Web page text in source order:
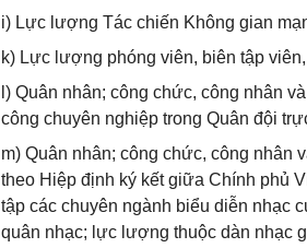
i) Lực lượng Tác chiến Không gian
k) Lực lượng phóng viên, biên tập
l) Quân nhân; công chức, công nhân
công chuyên nghiệp trong Quân đội
m) Quân nhân; công chức, công nhân
theo Hiệp định ký kết giữa Chính phủ
tập các chuyên ngành biểu diễn nhạc
quân nhạc; lực lượng thuộc dàn nhạc